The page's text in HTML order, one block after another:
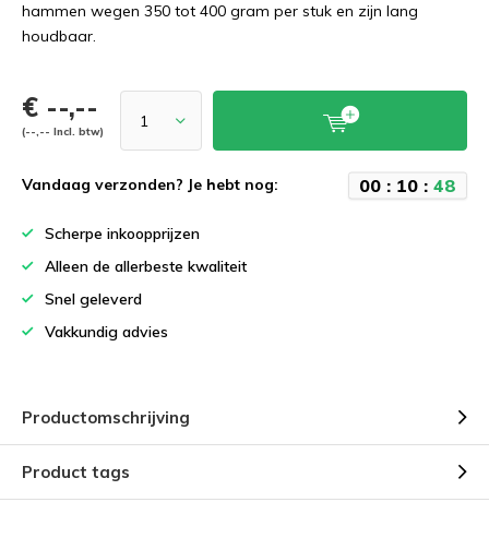
hammen wegen 350 tot 400 gram per stuk en zijn lang
houdbaar.
€ --,--
(--,-- Incl. btw)
Vandaag verzonden? Je hebt nog: 00 : 10 : 48
Scherpe inkoopprijzen
Alleen de allerbeste kwaliteit
Snel geleverd
Vakkundig advies
Productomschrijving
Product tags